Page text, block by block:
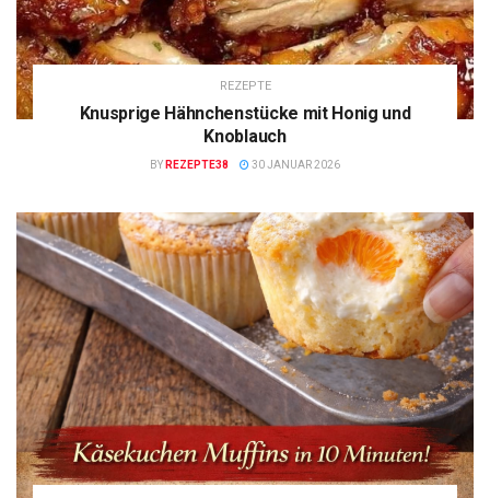
REZEPTE
Knusprige Hähnchenstücke mit Honig und
Knoblauch
BY REZEPTE38 30 JANUAR 2026